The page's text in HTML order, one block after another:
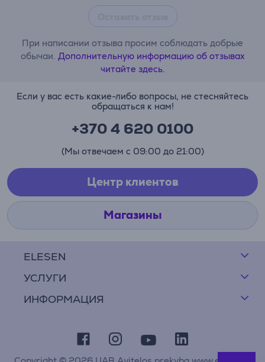
При написании отзыва просим соблюдать добрые
обычаи. Дополнительную информацию об отзывах
читайте здесь.
ELESEN
УСЛУГИ
ИНФОРМАЦИЯ
Если у вас есть какие-либо вопросы, не стесняйтесь
обращаться к нам!
+370 4 620 0100
(Мы отвечаем с 09:00 до 21:00)
Центр клиентов
Магазины